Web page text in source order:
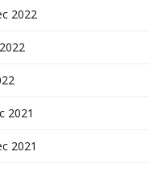
2022
2021
2021